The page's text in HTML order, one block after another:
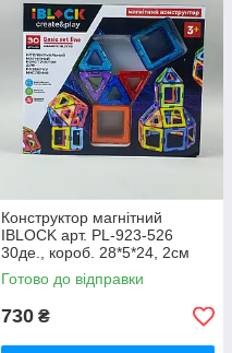
Конструктор магнітний
IBLOCK арт. PL-923-526
30де., короб. 28*5*24, 2см
Готово до відправки
730 ₴